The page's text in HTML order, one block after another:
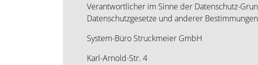
Verantwortlicher im Sinne der Datenschutz-
Datenschutzgesetze und anderer
System-Büro Struckmeier GmbH
Karl-Arnold-Str. 4